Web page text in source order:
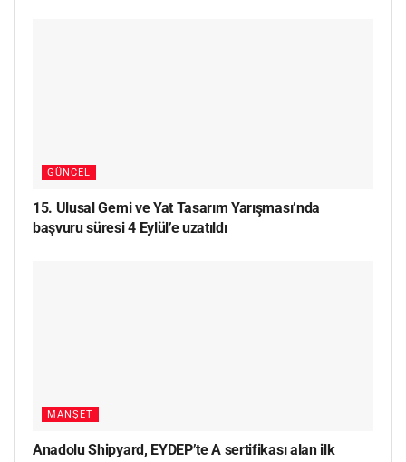
GÜNCEL
15. Ulusal Gemi ve Yat Tasarım Yarışması’nda
başvuru süresi 4 Eylül’e uzatıldı
MANŞET
Anadolu Shipyard, EYDEP’te A sertifikası alan ilk